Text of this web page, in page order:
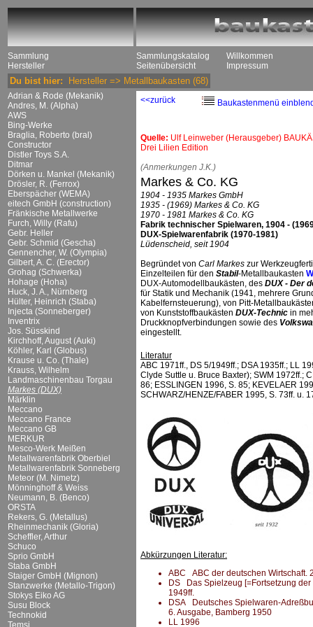
Sammlung
Hersteller
Sammlungskatalog
Seitenübersicht
Willkommen
Impressum
Du bist hier: Hersteller => Metallbaukasten (68)
Adrian & Rode (Mekanik)
Andres, M. (Alpha)
AWS
Bing-Werke
Braglia, Roberto (bral)
Constructor
Distler Toys S.A.
Ditmar
Dörken u. Mankel (Mekanik)
Drösler, R. (Ferrox)
Eberspächer (WEMA)
eitech GmbH (construction)
Fränkische Metallwerke
Furch, Willy (Rafu)
Gebr. Heller
Gebr. Schmid (Gescha)
Gennencher, W. (Olympia)
Gilbert, A. C. (Erector)
Grohag (Schwerka)
Hohage (Hoha)
Huck, J. A., Nürnberg
Hülter, Heinrich (Staba)
Injecta (Sonneberger)
Inventrix
Jos. Süsskind
Kirchhoff, August (Auki)
Köhler, Karl (Globus)
Krause u. Co. (Thale)
Krauss, Wilhelm
Landmaschinenbau Torgau
Markes (DUX)
Märklin
Meccano
Meccano France
Meccano GB
MERKUR
Mesco-Werk Meißen
Metallwarenfabrik Oberbiel
Metallwarenfabrik Sonneberg
Meteor (M. Nimetz)
Mönninghoff & Weiss
Neumann, B. (Benco)
ORSTA
Rekers, G. (Metallus)
Rheinmechanik (Gloria)
Scheffler, Arthur
Schuco
Sprio GmbH
Staba GmbH
Staiger GmbH (Mignon)
Stanzwerke (Metallo-Trigon)
Stokys Eiko AG
Susu Block
Technokid
Temsi
<<zurück Baukastenmenü
Quelle: Ulf Leinweber (Herausgeber)
Drei Lilien Edition
(Anmerkungen J.K.)
Markes & Co. KG
1904 - 1935 Markes GmbH
1935 - (1969) Markes & Co. KG
1970 - 1981 Markes & Co. KG
Fabrik technischer Spielwaren, 1904 -
DUX-Spielwarenfabrik (1970-1981)
Lüdenscheid, seit 1904
Begründet von Carl Markes zur
Einzelteilen für den Stabil-Metallbaukasten
DUX-Automodellbaukästen, des DUX - Der
für Statik und Mechanik (1941, mehrere
Kabelfernsteuerung), von Pitt-
von Kunststoffbaukästen DUX-Technic in
Druckknopfverbindungen sowie des
eingestellt.
Literatur
ABC 1971ff., DS 5/1949ff.; DSA 1935ff.; LL
Clyde Suttle u. Bruce Baxter); SWM 1972ff.;
86; ESSLINGEN 1996, S. 85; KEVELAER
SCHWARZ/HENZE/FABER 1995, S. 73ff. u.
Abkürzungen Literatur:
ABC ABC der deutschen Wirtschaft.
DS Das Spielzeug [=Fortsetzung der
1949ff.
DSA Deutsches Spielwaren-
6. Ausgabe, Bamberg 1950
LL 1996